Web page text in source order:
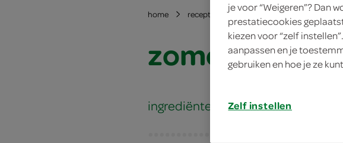
home recepten zomerse spitskoolstamppot
zomerse
ingrediënten
je voor “Weigeren”? Dan
prestatiecookies
kiezen voor “zelf
aanpassen en je
gebruiken en hoe je ze
Zelf instellen